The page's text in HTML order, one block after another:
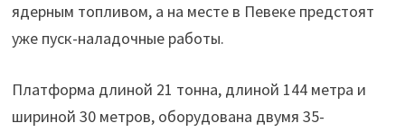
ядерным топливом, а на месте в Певеке предстоят
уже пуск-наладочные работы.
Платформа длиной 21 тонна, длиной 144 метра и
шириной 30 метров, оборудована двумя 35-